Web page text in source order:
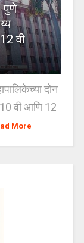
पुणे
वी
दोन
वी आणि 12
More